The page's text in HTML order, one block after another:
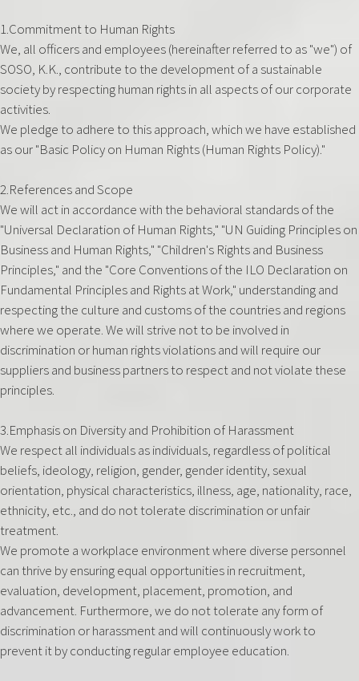
1.Commitment to Human Rights
We, all officers and employees (hereinafter referred to as "we") of
SOSO, K.K., contribute to the development of a sustainable
society by respecting human rights in all aspects of our corporate
activities.
We pledge to adhere to this approach, which we have established
as our "Basic Policy on Human Rights (Human Rights Policy)."
2.References and Scope
We will act in accordance with the behavioral standards of the
"Universal Declaration of Human Rights," "UN Guiding Principles on
Business and Human Rights," "Children's Rights and Business
Principles," and the "Core Conventions of the ILO Declaration on
Fundamental Principles and Rights at Work," understanding and
respecting the culture and customs of the countries and regions
where we operate. We will strive not to be involved in
discrimination or human rights violations and will require our
suppliers and business partners to respect and not violate these
principles.
3.Emphasis on Diversity and Prohibition of Harassment
We respect all individuals as individuals, regardless of political
beliefs, ideology, religion, gender, gender identity, sexual
orientation, physical characteristics, illness, age, nationality, race,
ethnicity, etc., and do not tolerate discrimination or unfair
treatment.
We promote a workplace environment where diverse personnel
can thrive by ensuring equal opportunities in recruitment,
evaluation, development, placement, promotion, and
advancement. Furthermore, we do not tolerate any form of
discrimination or harassment and will continuously work to
prevent it by conducting regular employee education.